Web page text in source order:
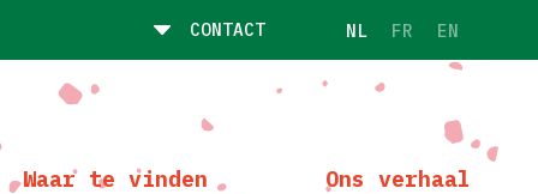
CONTACT NL FR EN
Waar te vinden Ons verhaal